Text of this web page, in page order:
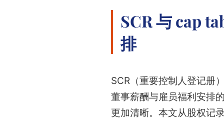
SCR 与 cap
排
SCR（重要控制人登记册
董事薪酬与雇员福利安排
更加清晰。本文从股权记